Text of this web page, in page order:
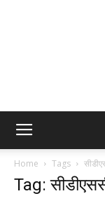
Home Tags
Tag: